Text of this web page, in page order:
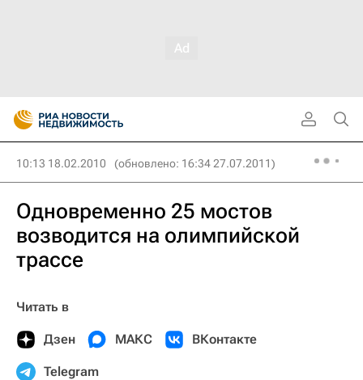
10:13 18.02.2010 (обновлено: 16:34 27.07.2011)
Одновременно 25 мостов
возводится на олимпийской
трассе
Читать в
Дзен МАКС ВКонтакте
Telegram